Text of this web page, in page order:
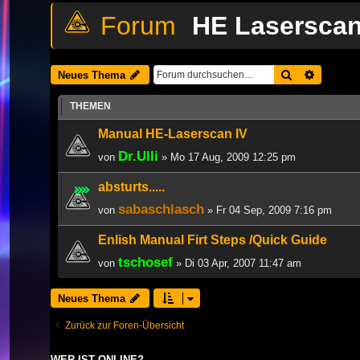
HE
Neues Thema Suche
THEMEN
Manual HE-Laserscan IV
von Dr.Ulli » Mo 17 Aug, 2009 12:25 pm
absturts.....
von sabaschlasch » Fr 04 Sep, 2009 7:16 pm
Enlish Manual Firt Steps /Quick Guide
von tschosef » Di 03 Apr, 2007 11:47 am
Neues Thema
Zurück zur Foren-Übersicht